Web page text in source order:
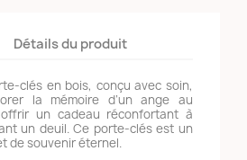
Détails du produit
clés en bois, conçu avec soin,
la mémoire d’un ange au
un cadeau réconfortant à
un deuil. Ce porte-clés est un
de souvenir éternel.